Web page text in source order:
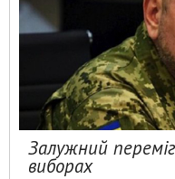
Залужний
виборах